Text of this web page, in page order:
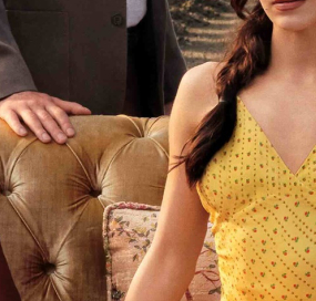
mahkemede!